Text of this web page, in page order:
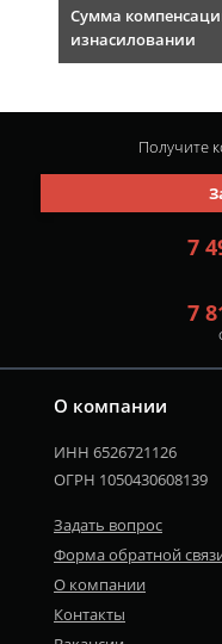
Сумма
изнасиловании
О компании
ИНН 6526721126
ОГРН 1050430608139
Задать вопрос
Форма обратной
О компании
Контакты
7
7
Получите